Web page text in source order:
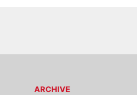
ARCHIVE